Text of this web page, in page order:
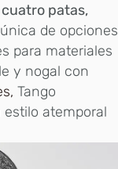
patas,
de opciones
para materiales
y nogal con
Tango
atemporal